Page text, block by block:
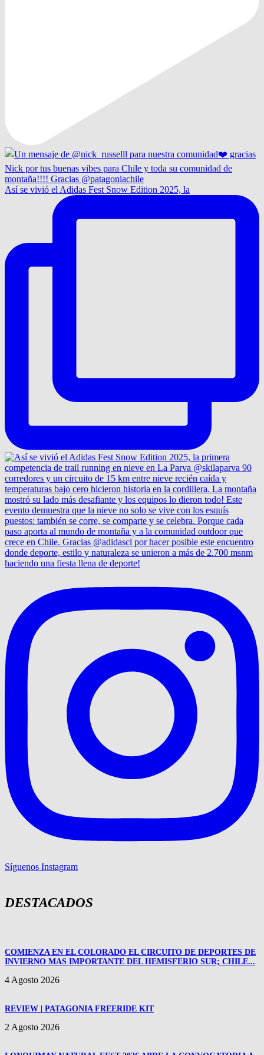
Así se vivió el Adidas Fest Snow Edition 2025, la
Síguenos Instagram
DESTACADOS
COMIENZA EN EL COLORADO EL CIRCUITO DE DEPORTES DE
INVIERNO MAS IMPORTANTE DEL HEMISFERIO SUR; CHILE...
4 Agosto 2026
REVIEW | PATAGONIA FREERIDE KIT
2 Agosto 2026